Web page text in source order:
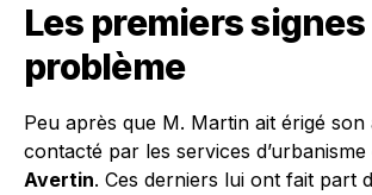
Les premiers signes
problème
Peu après que M. Martin ait érigé son
contacté par les services d’urbanisme
Avertin. Ces derniers lui ont fait part